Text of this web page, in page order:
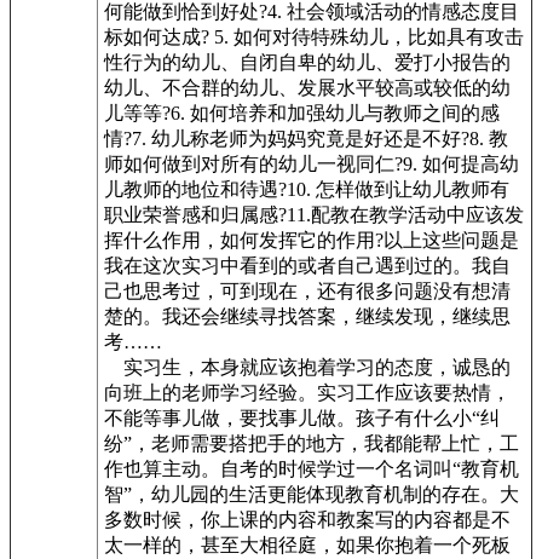
何能做到恰到好处?4. 社会领域活动的情感态度目
标如何达成? 5. 如何对待特殊幼儿，比如具有攻击
性行为的幼儿、自闭自卑的幼儿、爱打小报告的
幼儿、不合群的幼儿、发展水平较高或较低的幼
儿等等?6. 如何培养和加强幼儿与教师之间的感
情?7. 幼儿称老师为妈妈究竟是好还是不好?8. 教
师如何做到对所有的幼儿一视同仁?9. 如何提高幼
儿教师的地位和待遇?10. 怎样做到让幼儿教师有
职业荣誉感和归属感?11.配教在教学活动中应该发
挥什么作用，如何发挥它的作用?以上这些问题是
我在这次实习中看到的或者自己遇到过的。我自
己也思考过，可到现在，还有很多问题没有想清
楚的。我还会继续寻找答案，继续发现，继续思
考……
实习生，本身就应该抱着学习的态度，诚恳的
向班上的老师学习经验。实习工作应该要热情，
不能等事儿做，要找事儿做。孩子有什么小“纠
纷”，老师需要搭把手的地方，我都能帮上忙，工
作也算主动。自考的时候学过一个名词叫“教育机
智”，幼儿园的生活更能体现教育机制的存在。大
多数时候，你上课的内容和教案写的内容都是不
太一样的，甚至大相径庭，如果你抱着一个死板